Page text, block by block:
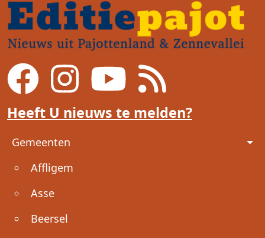
Heeft U nieuws te melden?
Voet
Gemeenten
Affligem
Asse
Beersel